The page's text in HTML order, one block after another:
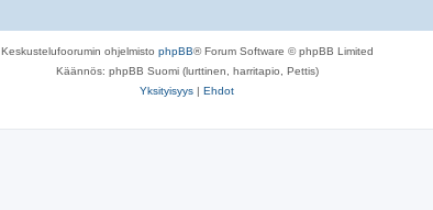
Keskustelufoorumin ohjelmisto phpBB® Forum Software © phpBB Limited
Käännös: phpBB Suomi (lurttinen, harritapio, Pettis)
Yksityisyys | Ehdot